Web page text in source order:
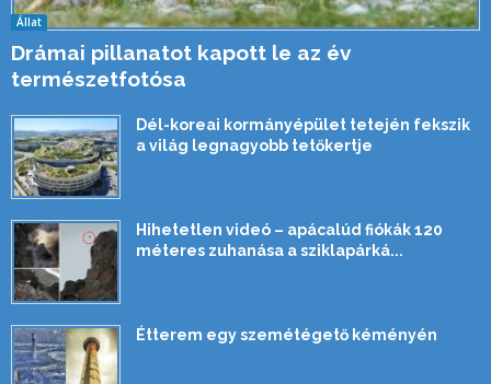
Állat
Drámai pillanatot kapott le az év
természetfotósa
Dél-koreai kormányépület tetején fekszik
a világ legnagyobb tetőkertje
Hihetetlen videó – apácalúd fiókák 120
méteres zuhanása a sziklapárká...
Étterem egy szemétégető kéményén